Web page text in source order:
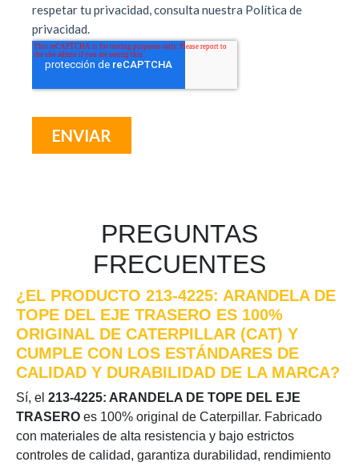
PREGUNTAS
FRECUENTES
¿EL PRODUCTO 213-4225: ARANDELA DE
TOPE DEL EJE TRASERO ES 100%
ORIGINAL DE CATERPILLAR (CAT) Y
CUMPLE CON LOS ESTÁNDARES DE
CALIDAD Y DURABILIDAD DE LA MARCA?
Sí, el 213-4225: ARANDELA DE TOPE DEL EJE
TRASERO es 100% original de Caterpillar. Fabricado
con materiales de alta resistencia y bajo estrictos
controles de calidad, garantiza durabilidad, rendimiento